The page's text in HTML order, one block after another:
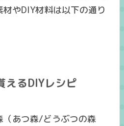
やDIY材料は以下の通り
えるDIYレシピ
（あつ森/どうぶつの森